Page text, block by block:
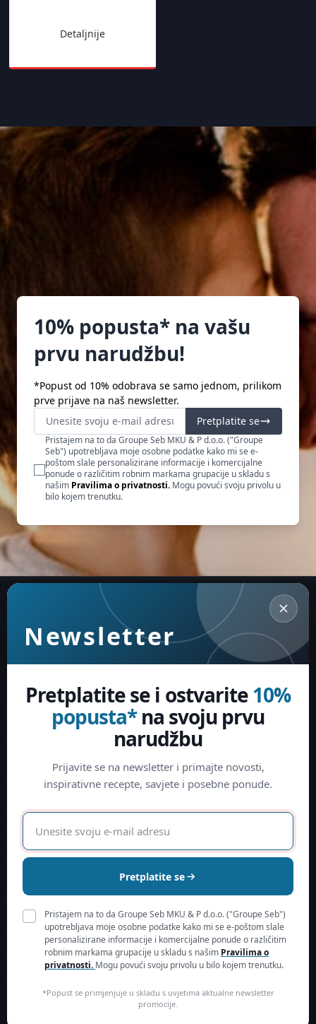
Detaljnije
10% popusta* na vašu
prvu narudžbu!
*Popust od 10% odobrava se samo jednom, prilikom
prve prijave na naš newsletter.
Pretplatite se
Pristajem na to da Groupe Seb MKU & P d.o.o. ("Groupe
Seb") upotrebljava moje osobne podatke kako mi se e-
poštom slale personalizirane informacije i komercijalne
ponude o različitim robnim markama grupacije u skladu s
našim Pravilima o privatnosti. Mogu povući svoju privolu u
bilo kojem trenutku.
Newsletter
Pretplatite se i ostvarite10%
popusta*na svoju prvu
narudžbu
Prijavite se na newsletter i primajte novosti,
inspirativne recepte, savjete i posebne ponude.
E-
mail
adresa
Pretplatite se
Pristajem na to da Groupe Seb MKU & P d.o.o. ("Groupe Seb")
upotrebljava moje osobne podatke kako mi se e-poštom slale
personalizirane informacije i komercijalne ponude o različitim
robnim markama grupacije u skladu s našim Pravilima o
privatnosti. Mogu povući svoju privolu u bilo kojem trenutku.
*Popust se primjenjuje u skladu s uvjetima aktualne newsletter
promocije.
Informacije
Pravo na jednostrani raskid
ugovora
Prigovor / rješavanje sporova
Slanje i dostava
Izjava o korištenju Monri
WSPay-a
O nama
Saznajte više
Održivost
Zbrinjavanje otpada i zaštita
okoliša
Moj korisnički račun
Prijavite se
Kreirajte korisnički račun
Kontakt
contact-
hr@groupeseb.com
01 30 15 294
SEB mku & p d.o.o.